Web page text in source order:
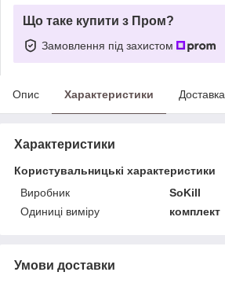
Що таке купити з Пром?
Замовлення під захистом
Опис Характеристики Доставка
Характеристики
Користувальницькі характеристики
Виробник
SoKill
Одиниці виміру
комплект
Умови доставки